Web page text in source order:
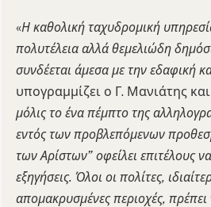
«Η καθολική ταχυδρομική
πολυτέλεια αλλά θεμελιώδη
συνδέεται άμεσα με την εδαφική
υπογραμμίζει ο Γ. Μανιάτης και
μόλις το ένα πέμπτο της
εντός των προβλεπόμενων
των Αρίστων” οφείλει επιτέλους
εξηγήσεις. Όλοι οι πολίτες,
απομακρυσμένες περιοχές, πρέπει